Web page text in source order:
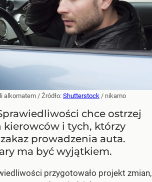
alkomatem / Źródło: Shutterstock / nikamo
chce ostrzej
kierowców i tych, którzy
prowadzenia auta.
ma być wyjątkiem.
przygotowało projekt zmian,